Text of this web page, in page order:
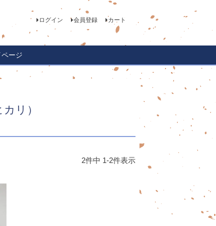
ログイン 会員登録 カート
ページ
リ）
2件中 1-2件表示